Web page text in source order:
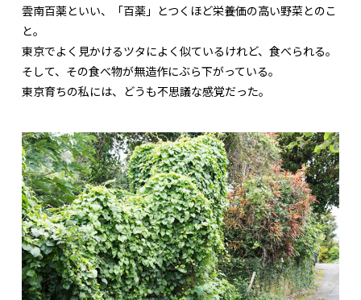
雲南百薬といい、「百薬」とつくほど栄養価の高い野菜とのこ
と。
東京でよく見かけるツタによく似ているけれど、食べられる。
そして、その食べ物が無造作にぶら下がっている。
東京育ちの私には、どうも不思議な感覚だった。